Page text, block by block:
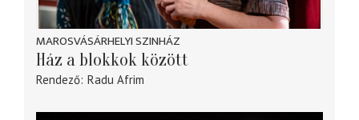
MAROSVÁSÁRHELYI SZINHÁZ
Ház a blokkok között
Rendező Radu Afrim